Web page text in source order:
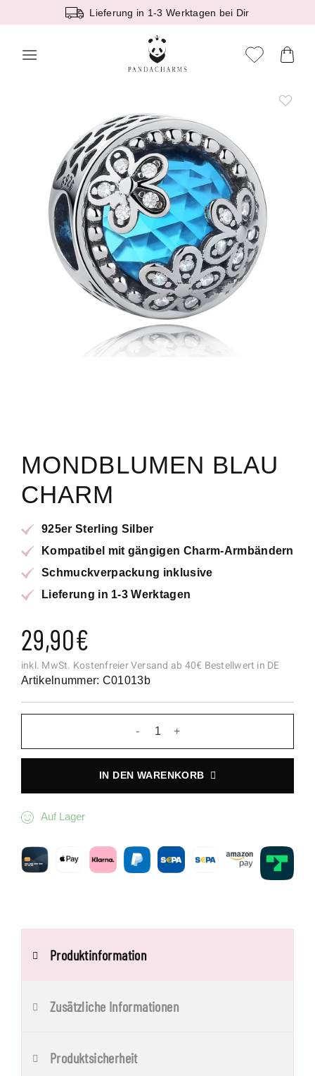
Inhalt
Lieferung in 1-3 Werktagen bei Dir
MONDBLUMEN BLAU
CHARM
925er Sterling Silber
Kompatibel mit gängigen Charm-Armbändern
Schmuckverpackung inklusive
Lieferung in 1-3 Werktagen
Artikelnummer: C01013b
29,90€
inkl. MwSt. Kostenfreier Versand ab 40€ Bestellwert in DE
IN DEN WARENKORB
Auf Lager
Produktinformation
Zusätzliche Informationen
Produktsicherheit